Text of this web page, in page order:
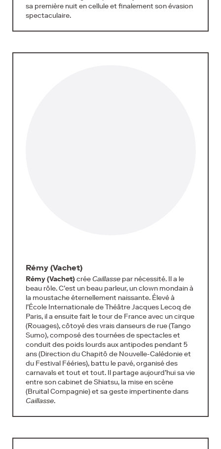
sa première nuit en cellule et finalement son évasion
spectaculaire.
Rémy (Vachet)
Rémy (Vachet)crée Caillassepar nécessité. Il a le
beau rôle. C’est un beau parleur, un clown mondain à
la moustache éternellement naissante. Élevé à
l’École Internationale de Théâtre Jacques Lecoq de
Paris, il a ensuite fait le tour de France avec un cirque
(Rouages), côtoyé des vrais danseurs de rue (Tango
Sumo), composé des tournées de spectacles et
conduit des poids lourds aux antipodes pendant 5
ans (Direction du Chapitô de Nouvelle-Calédonie et
du Festival Fééries), battu le pavé, organisé des
carnavals et tout et tout. Il partage aujourd’hui sa vie
entre son cabinet de Shiatsu, la mise en scène
(Bruital Compagnie) et sa geste impertinente dans
Caillasse.